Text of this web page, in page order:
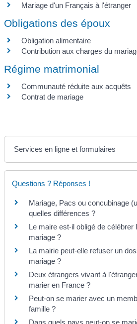
Mariage d'un Français à l'étranger
Obligations des époux
Obligation alimentaire
Contribution aux charges du
Régime matrimonial
Communauté réduite aux acquêts
Contrat de mariage
Services en ligne et formulaires
Questions ? Réponses !
Mariage, Pacs ou concubinage
quelles différences ?
Le maire est-il obligé de célébrer
mariage ?
La mairie peut-elle refuser un
mariage ?
Deux étrangers vivant à
marier en France ?
Peut-on se marier avec un
famille ?
Dans quels pays peut-on se